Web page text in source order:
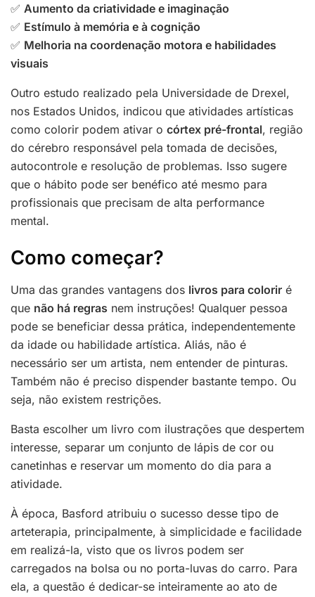
✅ Aumento da criatividade e imaginação
✅ Estímulo à memória e à cognição
✅ Melhoria na coordenação motora e habilidades
visuais
Outro estudo realizado pela Universidade de Drexel,
nos Estados Unidos, indicou que atividades artísticas
como colorir podem ativar o córtex pré-frontal, região
do cérebro responsável pela tomada de decisões,
autocontrole e resolução de problemas. Isso sugere
que o hábito pode ser benéfico até mesmo para
profissionais que precisam de alta performance
mental.
Como começar?
Uma das grandes vantagens dos livros para colorir é
que não há regras nem instruções! Qualquer pessoa
pode se beneficiar dessa prática, independentemente
da idade ou habilidade artística. Aliás, não é
necessário ser um artista, nem entender de pinturas.
Também não é preciso dispender bastante tempo. Ou
seja, não existem restrições.
Basta escolher um livro com ilustrações que despertem
interesse, separar um conjunto de lápis de cor ou
canetinhas e reservar um momento do dia para a
atividade.
À época, Basford atribuiu o sucesso desse tipo de
arteterapia, principalmente, à simplicidade e facilidade
em realizá-la, visto que os livros podem ser
carregados na bolsa ou no porta-luvas do carro. Para
ela, a questão é dedicar-se inteiramente ao ato de